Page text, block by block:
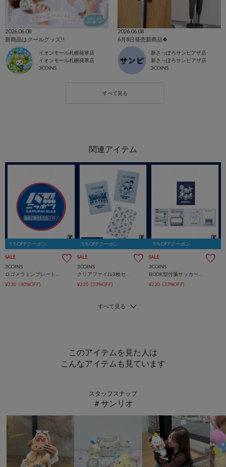
2026.06.08
新商品はクールグッズ!!
イオンモール札幌発寒店
イオンモール札幌発寒店
3COINS
2026.06.08
6月8日発売新商品🍀
新さっぽろサンピアザ店
新さっぽろサンピアザ店
3COINS
5％OFFクーポン
SALE
3COINS
¥330 (40%OFF)
5％OFFクーポン
SALE
3COINS
¥220 (33%OFF)
5％OFFクーポン
SALE
3COINS
¥220 (33%OFF)
このアイテムを見た人は
こんなアイテムも見ています
スタッフスナップ
＃サンリオ